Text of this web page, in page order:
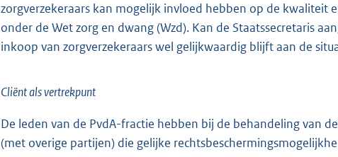
zorgverzekeraars kan mogelijk invloed hebben op de kwaliteit
onder de Wet zorg en dwang (Wzd). Kan de Staatssecretaris
inkoop van zorgverzekeraars wel gelijkwaardig blijft aan de
Cliënt als vertrekpunt
De leden van de PvdA-fractie hebben bij de behandeling van
(met overige partijen) die gelijke